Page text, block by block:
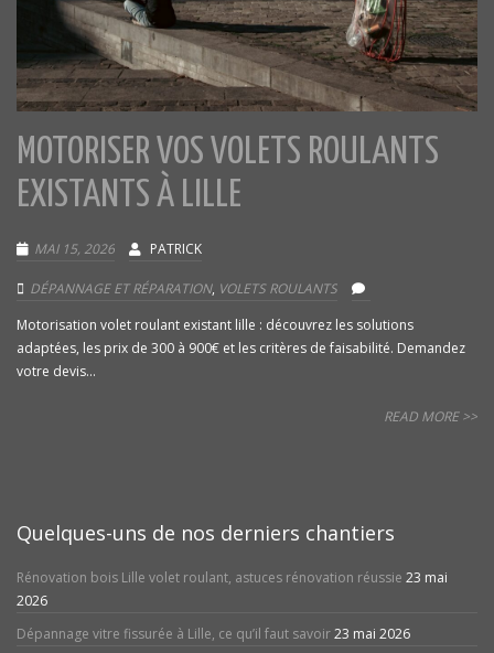
MOTORISER VOS VOLETS ROULANTS
EXISTANTS À LILLE
MAI 15, 2026 PATRICK
DÉPANNAGE ET RÉPARATION, VOLETS ROULANTS
Motorisation volet roulant existant lille : découvrez les solutions
adaptées, les prix de 300 à 900€ et les critères de faisabilité. Demandez
votre devis...
READ MORE >>
Quelques-uns de nos derniers chantiers
Rénovation bois Lille volet roulant, astuces rénovation réussie 23 mai
2026
Dépannage vitre fissurée à Lille, ce qu’il faut savoir23 mai 2026